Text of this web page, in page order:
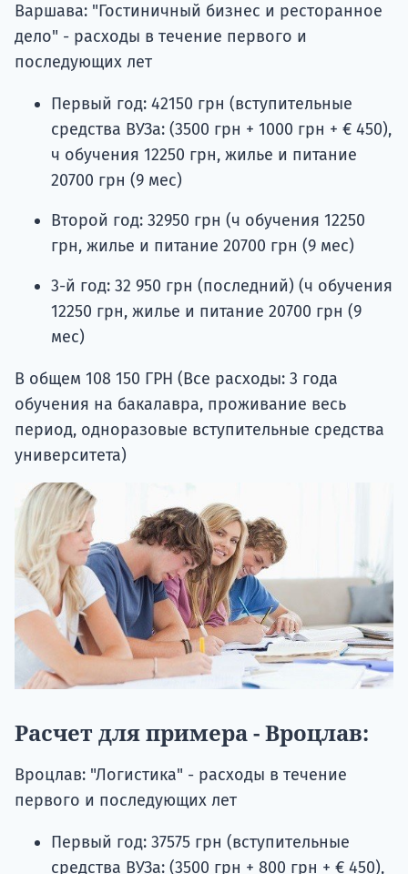
Варшава: "Гостиничный бизнес и ресторанное
дело" - расходы в течение первого и
последующих лет
Первый год: 42150 грн (вступительные
средства ВУЗа: (3500 грн + 1000 грн + € 450),
ч обучения 12250 грн, жилье и питание
20700 грн (9 мес)
Второй год: 32950 грн (ч обучения 12250
грн, жилье и питание 20700 грн (9 мес)
3-й год: 32 950 грн (последний) (ч обучения
12250 грн, жилье и питание 20700 грн (9
мес)
В общем 108 150 ГРН (Все расходы: 3 года
обучения на бакалавра, проживание весь
период, одноразовые вступительные средства
университета)
Расчет для примера - Вроцлав:
Вроцлав: "Логистика" - расходы в течение
первого и последующих лет
Первый год: 37575 грн (вступительные
средства ВУЗа: (3500 грн + 800 грн + € 450),